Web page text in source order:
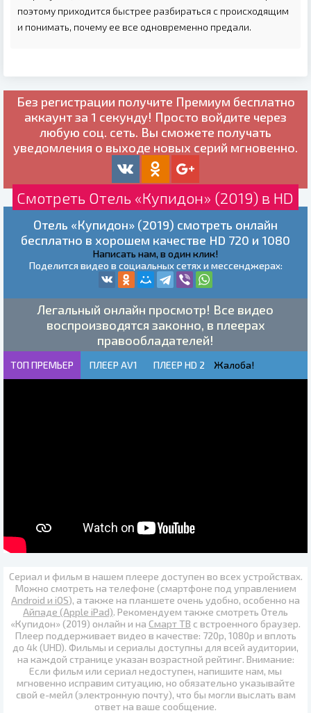
поэтому приходится быстрее разбираться с происходящим
и понимать, почему ее все одновременно предали.
Без регистрации получите Премиум бесплатно
аккаунт за 1 секунду! Просто войдите через
любую соц. сеть. Вы сможете получать
уведомления о выходе новых серий мгновенно.
Смотреть Отель «Купидон» (2019) в HD
Отель «Купидон» (2019) смотреть онлайн
бесплатно в хорошем качестве HD 720 и 1080
Написать нам, в один клик!
Поделится видео в социальных сетях и мессенджерах:
Легальный онлайн просмотр! Все видео
воспроизводятся законно, в плеерах
правообладателей!
ТОП ПРЕМЬЕР ПЛЕЕР AV1 ПЛЕЕР HD 2 Жалоба!
Сериал и фильм в нашем плеере доступен во всех устройствах.
Можно смотреть на телефоне (смартфоне под управлением
Android и iOS), а также на планшете очень удобно, особенно на
Айпаде (Apple iPad). Рекомендуем также смотреть Отель
«Купидон» (2019) онлайн и на Смарт ТВ с встроенного браузер.
Плеер поддерживает видео в качестве: 720p, 1080p и вплоть
до 4k (UHD). Фильмы и сериалы доступны для всей аудитории,
на каждой странице указан возрастной рейтинг. Внимание:
Если фильм или сериал недоступен, напишите нам, мы
мгновенно исправим ситуацию, но обязательно указывайте
свой е-мейл (электронную почту), что бы могли выслать вам
ответ на ваше сообщение.